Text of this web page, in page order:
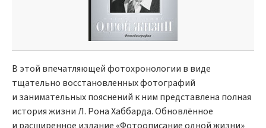
В этой впечатляющей фотохронологии в виде
тщательно восстановленных фотографий
и занимательных пояснений к ним представлена полная
история жизни Л. Рона Хаббарда. Обновлённое